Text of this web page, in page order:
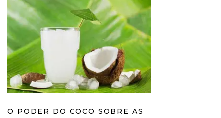
O PODER DO COCO SOBRE AS